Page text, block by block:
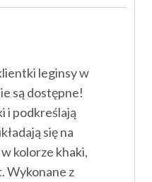
leginsy w
są dostępne!
i podkreślają
się na
kolorze khaki,
Wykonane z